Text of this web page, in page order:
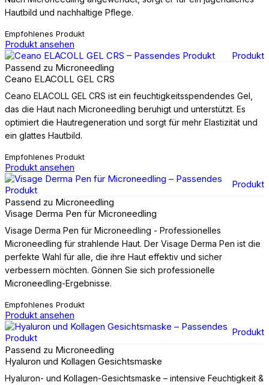
Hautbild und nachhaltige Pflege.
Empfohlenes Produkt
Produkt ansehen
Produkt
Passend zu Microneedling
Ceano ELACOLL GEL CRS
Ceano ELACOLL GEL CRS ist ein feuchtigkeitsspendendes Gel,
das die Haut nach Microneedling beruhigt und unterstützt. Es
optimiert die Hautregeneration und sorgt für mehr Elastizität und
ein glattes Hautbild.
Empfohlenes Produkt
Produkt ansehen
Produkt
Passend zu Microneedling
Visage Derma Pen für Microneedling
Visage Derma Pen für Microneedling - Professionelles
Microneedling für strahlende Haut. Der Visage Derma Pen ist die
perfekte Wahl für alle, die ihre Haut effektiv und sicher
verbessern möchten. Gönnen Sie sich professionelle
Microneedling-Ergebnisse.
Empfohlenes Produkt
Produkt ansehen
Produkt
Passend zu Microneedling
Hyaluron und Kollagen Gesichtsmaske
Hyaluron- und Kollagen-Gesichtsmaske – intensive Feuchtigkeit &